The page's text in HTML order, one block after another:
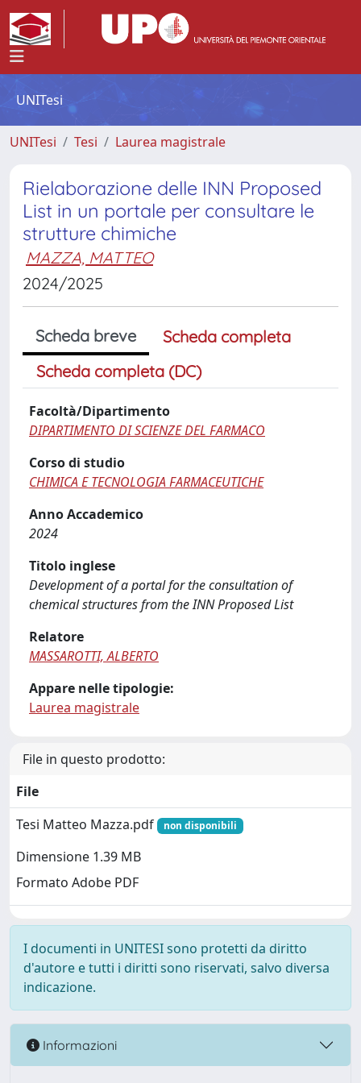
UNITesi
UNITesi Tesi Laurea magistrale
Rielaborazione delle INN Proposed
List in un portale per consultare le
strutture chimiche
MAZZA, MATTEO
2024/2025
Scheda breve
Scheda completa
Scheda completa (DC)
Facoltà/Dipartimento
DIPARTIMENTO DI SCIENZE DEL FARMACO
Corso di studio
CHIMICA E TECNOLOGIA FARMACEUTICHE
Anno Accademico
2024
Titolo inglese
Development of a portal for the consultation of
chemical structures from the INN Proposed List
Relatore
MASSAROTTI, ALBERTO
Appare nelle tipologie:
Laurea magistrale
File in questo prodotto:
File
Tesi Matteo Mazza.pdf
non disponibili
Dimensione 1.39 MB
Formato Adobe PDF
I documenti in UNITESI sono protetti da diritto
d'autore e tutti i diritti sono riservati, salvo diversa
indicazione.
Informazioni